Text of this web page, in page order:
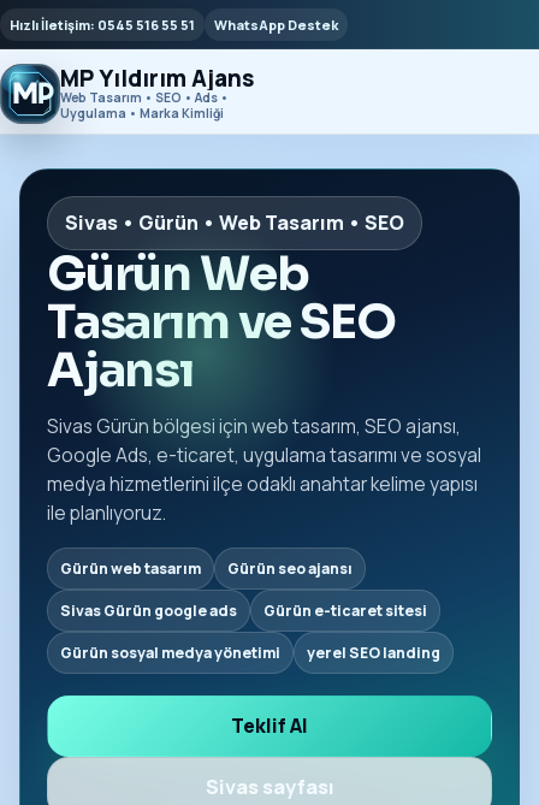
Hızlı İletişim: 0545 516 55 51 WhatsApp Destek
MP Yıldırım Ajans
Web Tasarım • SEO • Ads •
Uygulama • Marka Kimliği
Sivas • Gürün • Web Tasarım • SEO
Gürün Web
Tasarım ve SEO
Ajansı
Sivas Gürün bölgesi için web tasarım, SEO ajansı,
Google Ads, e-ticaret, uygulama tasarımı ve sosyal
medya hizmetlerini ilçe odaklı anahtar kelime yapısı
ile planlıyoruz.
Gürün web tasarım Gürün seo ajansı
Sivas Gürün google ads Gürün e-ticaret sitesi
Gürün sosyal medya yönetimi yerel SEO landing
Teklif Al
Sivas sayfası